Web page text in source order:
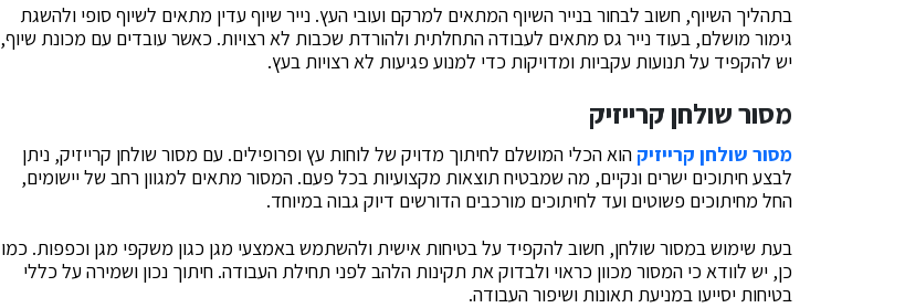
בתהליך השיוף, חשוב לבחור בנייר השיוף המתאים למרקם ועובי העץ. נייר שיוף עדין מתאים לשיוף סופי ולהשגת
גימור מושלם, בעוד נייר גס מתאים לעבודה התחלתית ולהורדת שכבות לא רצויות. כאשר עובדים עם מכונת שיוף,
יש להקפיד על תנועות עקביות ומדויקות כדי למנוע פגיעות לא רצויות בעץ.
מסור שולחן קרייזיק
מסור שולחן קרייזיק הוא הכלי המושלם לחיתוך מדויק של לוחות עץ ופרופילים. עם מסור שולחן קרייזיק, ניתן
לבצע חיתוכים ישרים ונקיים, מה שמבטיח תוצאות מקצועיות בכל פעם. המסור מתאים למגוון רחב של יישומים,
החל מחיתוכים פשוטים ועד לחיתוכים מורכבים הדורשים דיוק גבוה במיוחד.
בעת שימוש במסור שולחן, חשוב להקפיד על בטיחות אישית ולהשתמש באמצעי מגן כגון משקפי מגן וכפפות. כמו
כן, יש לוודא כי המסור מכוון כראוי ולבדוק את תקינות הלהב לפני תחילת העבודה. חיתוך נכון ושמירה על כללי
בטיחות יסייעו במניעת תאונות ושיפור העבודה.